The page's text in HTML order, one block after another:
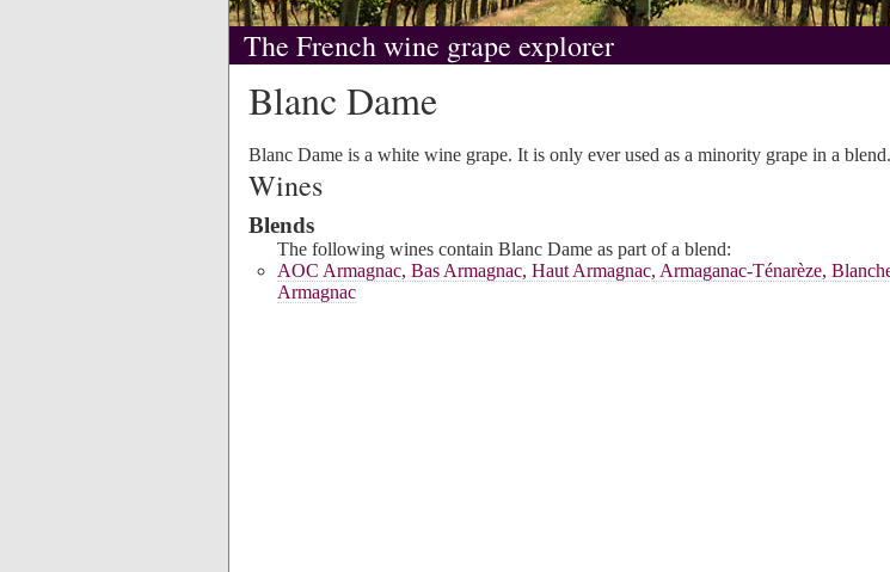
The French wine grape explorer
Blanc Dame
Blanc Dame is a white wine grape. It is only ever used as a minority grape in a blend.
Wines
Blends
The following wines contain Blanc Dame as part of a blend:
AOC Armagnac, Bas Armagnac, Haut Armagnac, Armaganac-Ténarèze,
Armagnac